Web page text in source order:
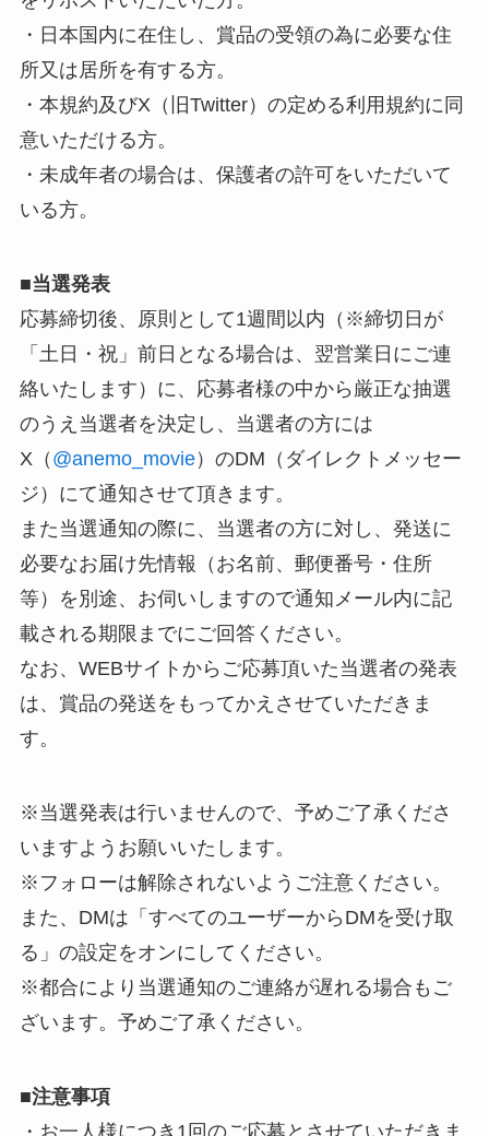
・日本国内に在住し、賞品の受領の為に必要な住
所又は居所を有する方。
・本規約及びX（旧Twitter）の定める利用規約に同
意いただける方。
・未成年者の場合は、保護者の許可をいただいて
いる方。
■当選発表
応募締切後、原則として1週間以内（※締切日が
「土日・祝」前日となる場合は、翌営業日にご連
絡いたします）に、応募者様の中から厳正な抽選
のうえ当選者を決定し、当選者の方には
X（ @anemo_movie）のDM（ダイレクトメッセー
ジ）にて通知させて頂きます。
また当選通知の際に、当選者の方に対し、発送に
必要なお届け先情報（お名前、郵便番号・住所
等）を別途、お伺いしますので通知メール内に記
載される期限までにご回答ください。
なお、WEBサイトからご応募頂いた当選者の発表
は、賞品の発送をもってかえさせていただきま
す。
※当選発表は行いませんので、予めご了承くださ
いますようお願いいたします。
※フォローは解除されないようご注意ください。
また、DMは「すべてのユーザーからDMを受け取
る」の設定をオンにしてください。
※都合により当選通知のご連絡が遅れる場合もご
ざいます。予めご了承ください。
■注意事項
・お一人様につき1回のご応募とさせていただきま